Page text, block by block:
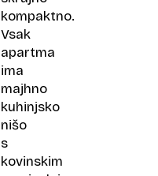
kompaktno.
Vsak
apartma
ima
majhno
kuhinjsko
nišo
s
kovinskim